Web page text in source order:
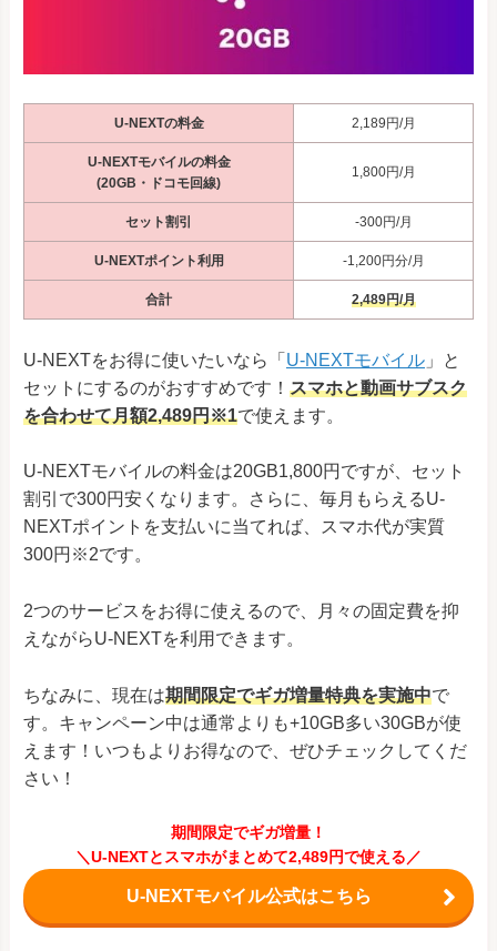
U-NEXTの料金 2,189円/月
U-NEXTモバイルの料金
(20GB・ドコモ回線)
1,800円/月
セット割引 -300円/月
U-NEXTポイント利用 -1,200円分/月
合計 2,489円/月
U-NEXTをお得に使いたいなら「 U-NEXTモバイル 」と
セットにするのがおすすめです！ スマホと動画サブスク
を合わせて月額2,489円※1で使えます。
U-NEXTモバイルの料金は20GB1,800円ですが、セット
割引で300円安くなります。さらに、毎月もらえるU-
NEXTポイントを支払いに当てれば、スマホ代が実質
300円※2です。
2つのサービスをお得に使えるので、月々の固定費を抑
えながらU-NEXTを利用できます。
ちなみに、現在は期間限定でギガ増量特典を実施中で
す。キャンペーン中は通常よりも+10GB多い30GBが使
えます！いつもよりお得なので、ぜひチェックしてくだ
さい！
期間限定でギガ増量！
＼U-NEXTとスマホがまとめて2,489円で使える／
U-NEXTモバイル公式はこちら